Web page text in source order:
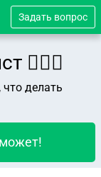
Задать вопрос
👨🏻‍⚖️
делать